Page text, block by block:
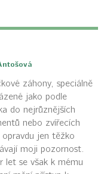
záhony, speciálně
jako podle
do nejrůznějších
nebo zvířecích
jen těžko
moji pozornost.
let se však k mému